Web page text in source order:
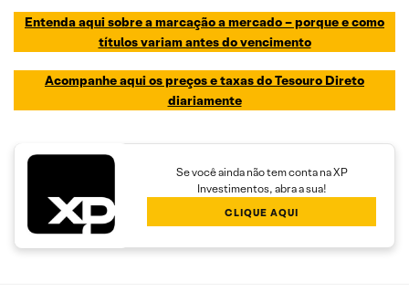
Entenda aqui sobre a marcação a mercado – porque e como
títulos variam antes do vencimento
Acompanhe aqui os preços e taxas do Tesouro Direto
diariamente
Se você ainda não tem conta na XP
Investimentos, abra a sua!
CLIQUE AQUI